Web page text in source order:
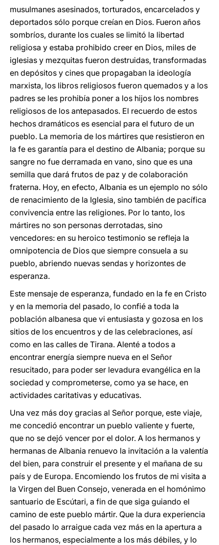
musulmanes asesinados, torturados, encarcelados y
deportados sólo porque creían en Dios. Fueron años
sombríos, durante los cuales se limitó la libertad
religiosa y estaba prohibido creer en Dios, miles de
iglesias y mezquitas fueron destruidas, transformadas
en depósitos y cines que propagaban la ideología
marxista, los libros religiosos fueron quemados y a los
padres se les prohibía poner a los hijos los nombres
religiosos de los antepasados. El recuerdo de estos
hechos dramáticos es esencial para el futuro de un
pueblo. La memoria de los mártires que resistieron en
la fe es garantía para el destino de Albania; porque su
sangre no fue derramada en vano, sino que es una
semilla que dará frutos de paz y de colaboración
fraterna. Hoy, en efecto, Albania es un ejemplo no sólo
de renacimiento de la Iglesia, sino también de pacífica
convivencia entre las religiones. Por lo tanto, los
mártires no son personas derrotadas, sino
vencedores: en su heroico testimonio se refleja la
omnipotencia de Dios que siempre consuela a su
pueblo, abriendo nuevas sendas y horizontes de
esperanza.
Este mensaje de esperanza, fundado en la fe en Cristo
y en la memoria del pasado, lo confié a toda la
población albanesa que vi entusiasta y gozosa en los
sitios de los encuentros y de las celebraciones, así
como en las calles de Tirana. Alenté a todos a
encontrar energía siempre nueva en el Señor
resucitado, para poder ser levadura evangélica en la
sociedad y comprometerse, como ya se hace, en
actividades caritativas y educativas.
Una vez más doy gracias al Señor porque, este viaje,
me concedió encontrar un pueblo valiente y fuerte,
que no se dejó vencer por el dolor. A los hermanos y
hermanas de Albania renuevo la invitación a la valentía
del bien, para construir el presente y el mañana de su
país y de Europa. Encomiendo los frutos de mi visita a
la Virgen del Buen Consejo, venerada en el homónimo
santuario de Escútari, a fin de que siga guiando el
camino de este pueblo mártir. Que la dura experiencia
del pasado lo arraigue cada vez más en la apertura a
los hermanos, especialmente a los más débiles, y lo